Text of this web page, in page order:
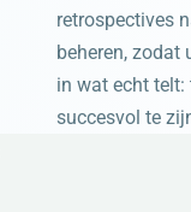
retrospectives
beheren, zodat
in wat echt telt:
succesvol te